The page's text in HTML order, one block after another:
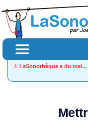
⚠️ LaSonothèque a du mal...